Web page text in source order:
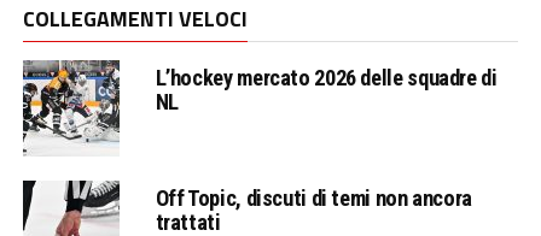
COLLEGAMENTI VELOCI
L’hockey mercato 2026 delle squadre di
NL
Off Topic, discuti di temi non ancora
trattati